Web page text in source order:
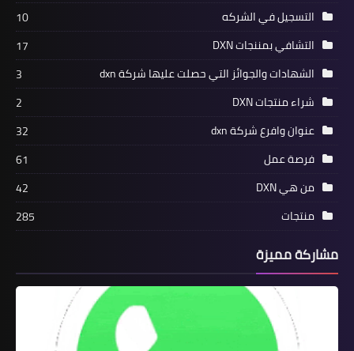
التسجيل في الشركه
10
التشافي بمننجات DXN
17
الشهادات والجوائز التي حصلت عليها شركة dxn
3
شراء منتجات DXN
2
عنوان وافرع شركة dxn
32
فرصة عمل
61
من هي DXN
42
منتجات
285
مشاركة مميزة